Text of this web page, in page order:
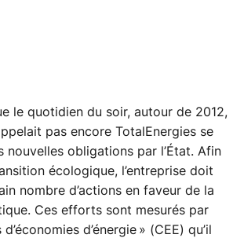
le quotidien du soir, autour de 2012,
pas encore TotalEnergies se
nouvelles obligations par l’État. Afin
écologique, l’entreprise doit
nombre d’actions en faveur de la
Ces efforts sont mesurés par
d’énergie » (CEE) qu’il